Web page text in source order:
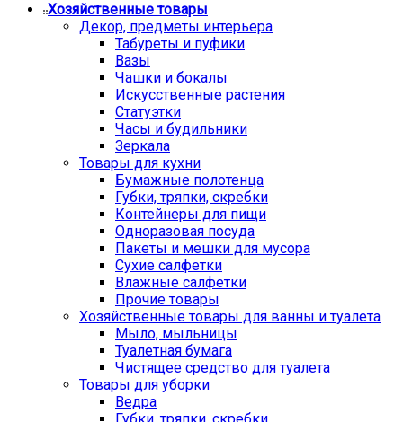
Хозяйственные товары
Декор, предметы интерьера
Табуреты и пуфики
Вазы
Чашки и бокалы
Искусственные растения
Статуэтки
Часы и будильники
Зеркала
Товары для кухни
Бумажные полотенца
Губки, тряпки, скребки
Контейнеры для пищи
Одноразовая посуда
Пакеты и мешки для мусора
Сухие салфетки
Влажные салфетки
Прочие товары
Хозяйственные товары для ванны и туалета
Мыло, мыльницы
Туалетная бумага
Чистящее средство для туалета
Товары для уборки
Ведра